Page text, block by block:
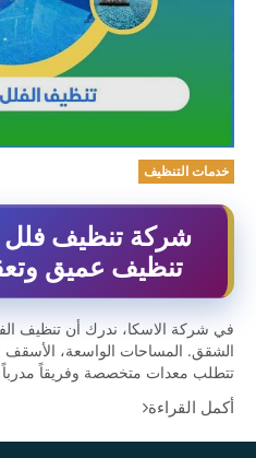
خدمات التنظيف
تنظيف عميق
في شركة الاسكا، ندرك أن تنظيف
الشقق. المساحات الواسعة، الأسقف
تتطلب معدات متخصصة وفريقاً مدرباً
أكمل القراءة